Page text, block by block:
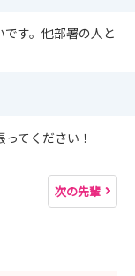
す。他部署の人と
てください！
次の先輩